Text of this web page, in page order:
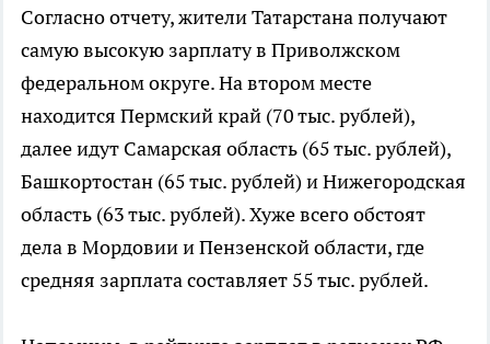
Согласно отчету, жители Татарстана получают
самую высокую зарплату в Приволжском
федеральном округе. На втором месте
находится Пермский край (70 тыс. рублей),
далее идут Самарская область (65 тыс. рублей),
Башкортостан (65 тыс. рублей) и Нижегородская
область (63 тыс. рублей). Хуже всего обстоят
дела в Мордовии и Пензенской области, где
средняя зарплата составляет 55 тыс. рублей.